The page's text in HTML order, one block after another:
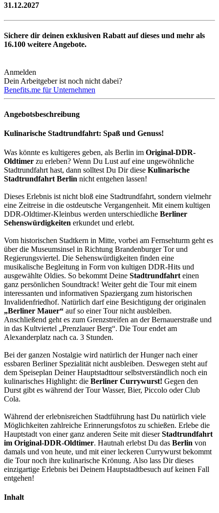
31.12.2027
Sichere dir deinen exklusiven Rabatt auf dieses und mehr als
16.100 weitere Angebote.
Anmelden
Dein Arbeitgeber ist noch nicht dabei?
Benefits.me für Unternehmen
Angebotsbeschreibung
Kulinarische Stadtrundfahrt: Spaß und Genuss!
Was könnte es kultigeres geben, als Berlin im Original-DDR-
Oldtimer zu erleben? Wenn Du Lust auf eine ungewöhnliche
Stadtrundfahrt hast, dann solltest Du Dir diese Kulinarische
Stadtrundfahrt Berlin nicht entgehen lassen!
Dieses Erlebnis ist nicht bloß eine Stadtrundfahrt, sondern vielmehr
eine Zeitreise in die ostdeutsche Vergangenheit. Mit einem kultigen
DDR-Oldtimer-Kleinbus werden unterschiedliche Berliner
Sehenswürdigkeiten erkundet und erlebt.
Vom historischen Stadtkern in Mitte, vorbei am Fernsehturm geht es
über die Museumsinsel in Richtung Brandenburger Tor und
Regierungsviertel. Die Sehenswürdigkeiten finden eine
musikalische Begleitung in Form von kultigen DDR-Hits und
ausgewählte Oldies. So bekommt Deine Stadtrundfahrt einen
ganz persönlichen Soundtrack! Weiter geht die Tour mit einem
interessanten und informativen Spaziergang zum historischen
Invalidenfriedhof. Natürlich darf eine Besichtigung der originalen
„Berliner Mauer“ auf so einer Tour nicht ausbleiben.
Anschließend geht es zum Grenzstreifen an der Bernauerstraße und
in das Kultviertel „Prenzlauer Berg“. Die Tour endet am
Alexanderplatz nach ca. 3 Stunden.
Bei der ganzen Nostalgie wird natürlich der Hunger nach einer
essbaren Berliner Spezialität nicht ausbleiben. Deswegen steht auf
dem Speiseplan Deiner Hauptstadttour selbstverständlich noch ein
kulinarisches Highlight: die Berliner Currywurst! Gegen den
Durst gibt es während der Tour Wasser, Bier, Piccolo oder Club
Cola.
Während der erlebnisreichen Stadtführung hast Du natürlich viele
Möglichkeiten zahlreiche Erinnerungsfotos zu schießen. Erlebe die
Hauptstadt von einer ganz anderen Seite mit dieserStadtrundfahrt
im Original-DDR-Oldtimer. Hautnah erlebst Du das Berlin von
damals und von heute, und mit einer leckeren Currywurst bekommt
die Tour noch ihre kulinarische Krönung. Also lass Dir dieses
einzigartige Erlebnis bei Deinem Hauptstadtbesuch auf keinen Fall
entgehen!
Inhalt